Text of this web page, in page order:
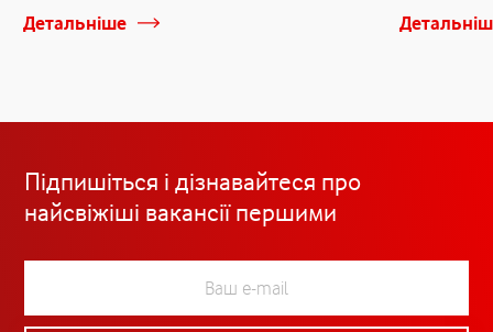
Детальніше
Підпишіться і дізнавайтеся про
найсвіжіші вакансії першими